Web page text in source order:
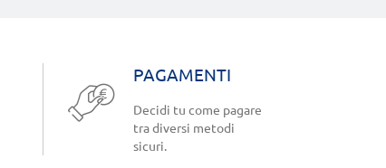
PAGAMENTI
Decidi tu come pagare
tra diversi metodi
sicuri.